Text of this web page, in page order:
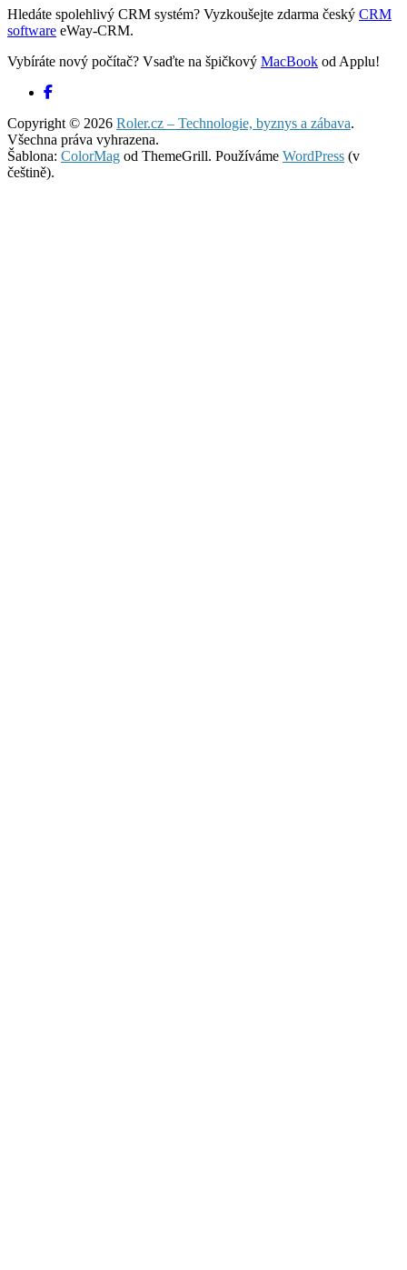
Hledáte spolehlivý CRM systém? Vyzkoušejte zdarma český CRM
software eWay-CRM.
Vybíráte nový počítač? Vsaďte na špičkový MacBook od Applu!
Copyright © 2026 Roler.cz – Technologie, byznys a zábava.
Všechna práva vyhrazena.
Šablona: ColorMag od ThemeGrill. Používáme WordPress (v
češtině).